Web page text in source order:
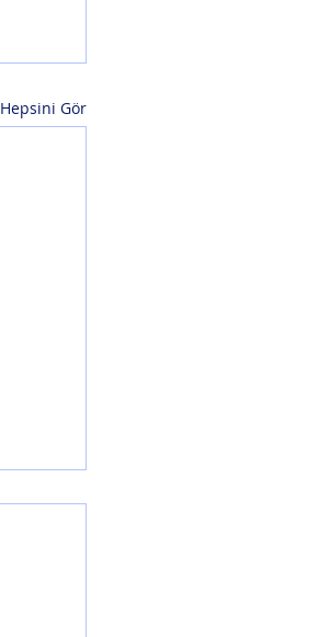
Hepsini Gör